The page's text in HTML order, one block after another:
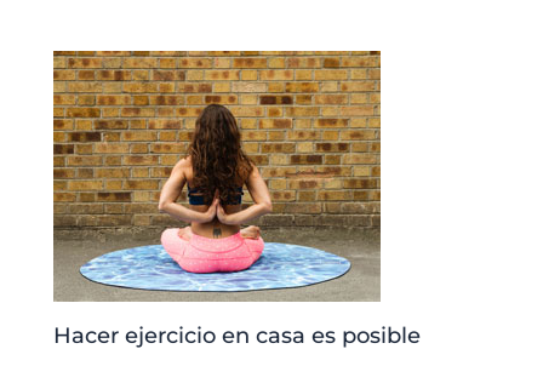
Hacer ejercicio en casa es posible